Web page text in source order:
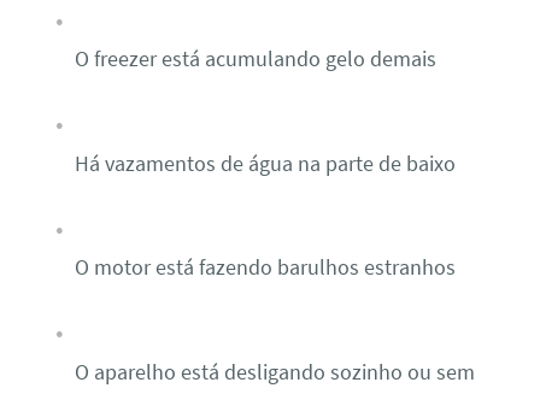
O freezer está acumulando gelo demais
Há vazamentos de água na parte de baixo
O motor está fazendo barulhos estranhos
O aparelho está desligando sozinho ou sem